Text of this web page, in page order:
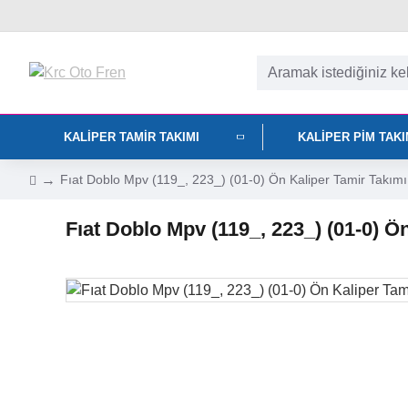
KALIPER TAMIR TAKIMI KALIPER PIM
Fıat Doblo Mpv (119_, 223_) (01-0) Ön Kaliper Tamir
Fıat Doblo Mpv (119_, 223_) (01-0)